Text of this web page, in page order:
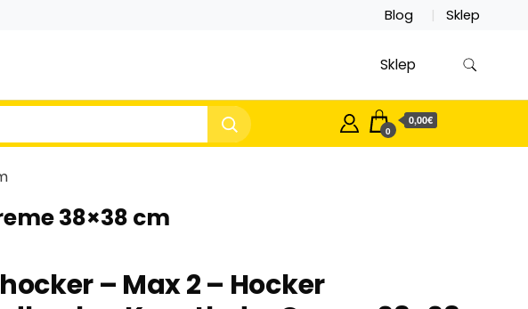
Blog Sklep
Sklep
0
0,00€
38×38 cm
– Max 2 – Hocker